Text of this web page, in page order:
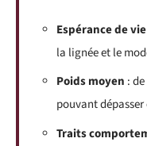
Espérance de vie
la lignée et le
Poids moyen :
pouvant dépasser
Traits